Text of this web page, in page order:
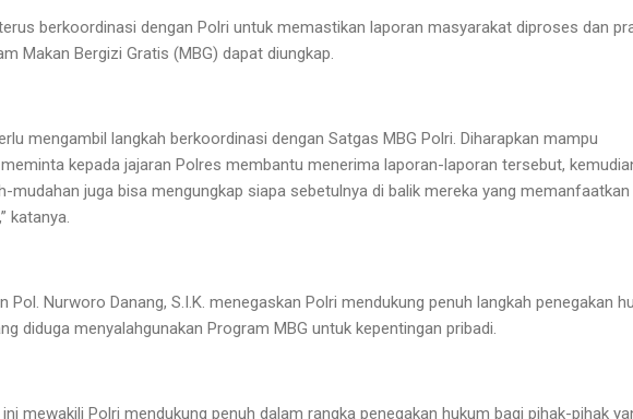
berkoordinasi dengan Polri untuk memastikan laporan masyarakat diproses dan
Makan Bergizi Gratis (MBG) dapat diungkap.
mengambil langkah berkoordinasi dengan Satgas MBG Polri. Diharapkan mampu
kepada jajaran Polres membantu menerima laporan-laporan tersebut,
mudahan juga bisa mengungkap siapa sebetulnya di balik mereka yang memanfaatkan
katanya.
Pol. Nurworo Danang, S.I.K. menegaskan Polri mendukung penuh langkah penegakan
diduga menyalahgunakan Program MBG untuk kepentingan pribadi.
mewakili Polri mendukung penuh dalam rangka penegakan hukum bagi pihak-pihak